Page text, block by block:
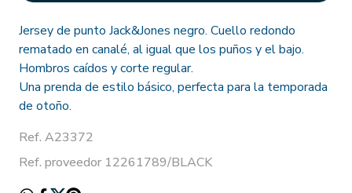
Jersey de punto Jack&Jones negro. Cuello redondo
rematado en canalé, al igual que los puños y el bajo.
Hombros caídos y corte regular.
Una prenda de estilo básico, perfecta para la temporada
de otoño.
Ref. A23372
Ref. proveedor 12261789/BLACK